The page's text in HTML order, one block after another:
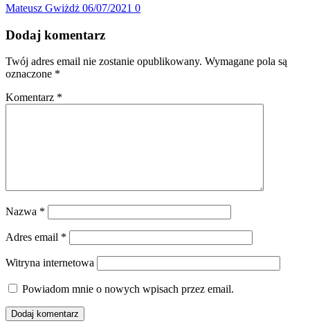
Mateusz Gwiżdż 06/07/2021 0
Dodaj komentarz
Twój adres email nie zostanie opublikowany. Wymagane pola są
oznaczone *
Komentarz *
Nazwa *
Adres email *
Witryna internetowa
Powiadom mnie o nowych wpisach przez email.